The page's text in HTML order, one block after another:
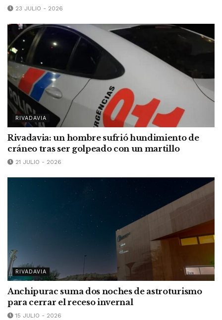
23 JULIO - 2026
RIVADAVIA
Rivadavia: un hombre sufrió hundimiento de
cráneo tras ser golpeado con un martillo
21 JULIO - 2026
RIVADAVIA
Anchipurac suma dos noches de astroturismo
para cerrar el receso invernal
15 JULIO - 2026